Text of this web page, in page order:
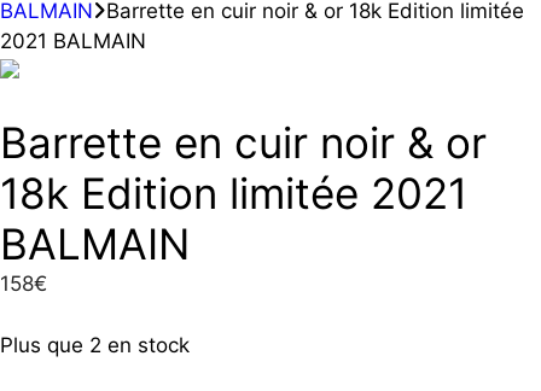
BALMAIN
Barrette en cuir noir & or 18k Edition limitée
2021 BALMAIN
Barrette en cuir noir & or
18k Edition limitée 2021
BALMAIN
158€
Plus que 2 en stock